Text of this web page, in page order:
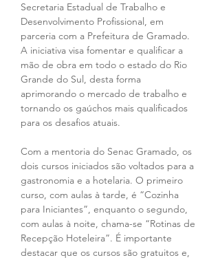
Secretaria Estadual de Trabalho e
Desenvolvimento Profissional, em
parceria com a Prefeitura de Gramado.
A iniciativa visa fomentar e qualificar a
mão de obra em todo o estado do Rio
Grande do Sul, desta forma
aprimorando o mercado de trabalho e
tornando os gaúchos mais qualificados
para os desafios atuais.
Com a mentoria do Senac Gramado, os
dois cursos iniciados são voltados para a
gastronomia e a hotelaria. O primeiro
curso, com aulas à tarde, é “Cozinha
para Iniciantes”, enquanto o segundo,
com aulas à noite, chama-se “Rotinas de
Recepção Hoteleira”. É importante
destacar que os cursos são gratuitos e,